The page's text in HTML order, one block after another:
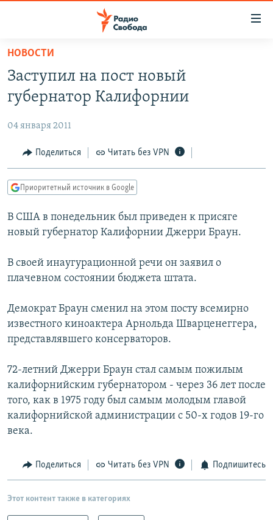
упрощенного
доступа
Вернуться
основному
Вернутся
главной
навигации
Вернутся
ПОДКАСТЫ
АВТОРСКИЕ ПРОЕКТЫ
ЦИТАТЫ СВОБОДЫ
МНЕНИЯ
IDEL.РЕАЛИИ
КАВКАЗ.РЕАЛИИ
СЕВЕР.РЕАЛИИ
СИБИРЬ.РЕАЛИИ
РАСПИСАНИЕ ВЕЩАНИЯ
ПОДПИШИТЕСЬ НА РАССЫЛКУ
СОЦИАЛЬНЫЕ СЕТИ
Все сайты РСЕ/РС
НОВОСТИ
Заступил на пост новый
губернатор Калифорнии
04 января 2011
Поделиться Читать без VPN
Приоритетный источник в Google
В США в понедельник был приведен к присяге
новый губернатор Калифорнии Джерри Браун.
В своей инаугурационной речи он заявил о
плачевном состоянии бюджета штата.
Демократ Браун сменил на этом посту всемирно
известного киноактера Арнольда Шварценеггера,
представлявшего консерваторов.
72-летний Джерри Браун стал самым пожилым
калифорнийским губернатором - через 36 лет после
того, как в 1975 году был самым молодым главой
калифорнийской администрации с 50-х годов 19-го
века.
Поделиться Читать без VPN Подпишитесь
Этот контент также в категориях